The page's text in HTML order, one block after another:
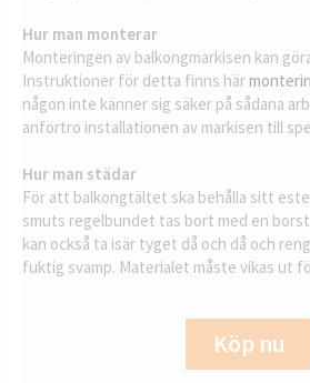
Hur man monterar
Monteringen av balkongmarkisen kan
Instruktioner för detta finns här
någon inte känner sig säker på sådana
anförtro installationen av markisen till
Hur man städar
För att balkongtältet ska behålla sitt
smuts regelbundet tas bort med en
kan också ta isär tyget då och då och
fuktig svamp. Materialet måste vikas ut
Köp nu